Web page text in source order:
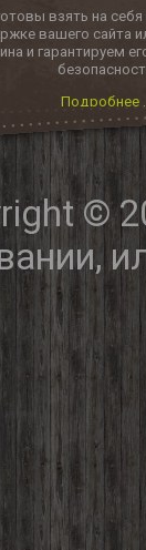
взять на
вашего сайта
и гарантируем
Подробнее
©